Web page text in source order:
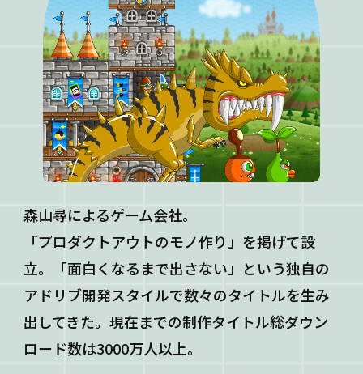
森山尋によるゲーム会社。
「プロダクトアウトのモノ作り」を掲げて設
立。「面白くなるまで出さない」という独自の
アドリブ開発スタイルで数々のタイトルを生み
出してきた。現在までの制作タイトル総ダウン
ロード数は3000万人以上。